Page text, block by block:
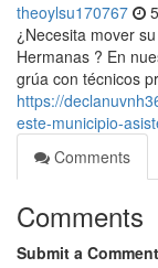
theoylsu170767
¿Necesita mover
Hermanas ? En
grúa con técnicos
https://
este-municipio-
Comments
Comments
Submit a Comment